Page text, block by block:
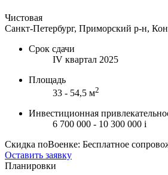
Чистовая
Санкт-Петербург, Приморский р-н,
Срок сдачи
IV квартал 2025
Площадь
33 - 54,5 м2
Инвестиционная
6 700 000 - 10 300 000 i
Скидка поВоенке: Бесплатное
Оставить заявку
Планировки